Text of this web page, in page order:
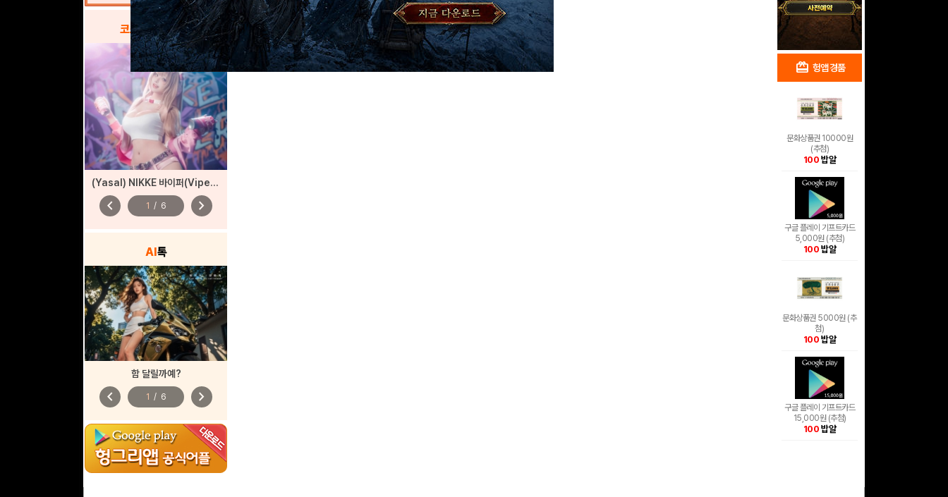
코스프레 갤러리
(Yasal) NIKKE 바이퍼(Viper) – 펑키 스트리트
chevron_left 1 / 6 chevron_right
AI톡
함 달릴까예?
chevron_left 1 / 6 chevron_right
redeem 헝앱 경품
문화상품권 10000원
(추첨)
100 밥알
구글 플레이 기프트카드
5,000원 (추첨)
100 밥알
문화상품권 5000원 (추
첨)
100 밥알
구글 플레이 기프트카드
15,000원 (추첨)
100 밥알